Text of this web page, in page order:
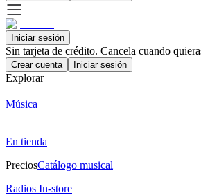
Iniciar sesión
Sin tarjeta de crédito. Cancela cuando
Crear cuenta Iniciar sesión
Explorar
Música
En tienda
PreciosCatálogo musical
Radios In-store